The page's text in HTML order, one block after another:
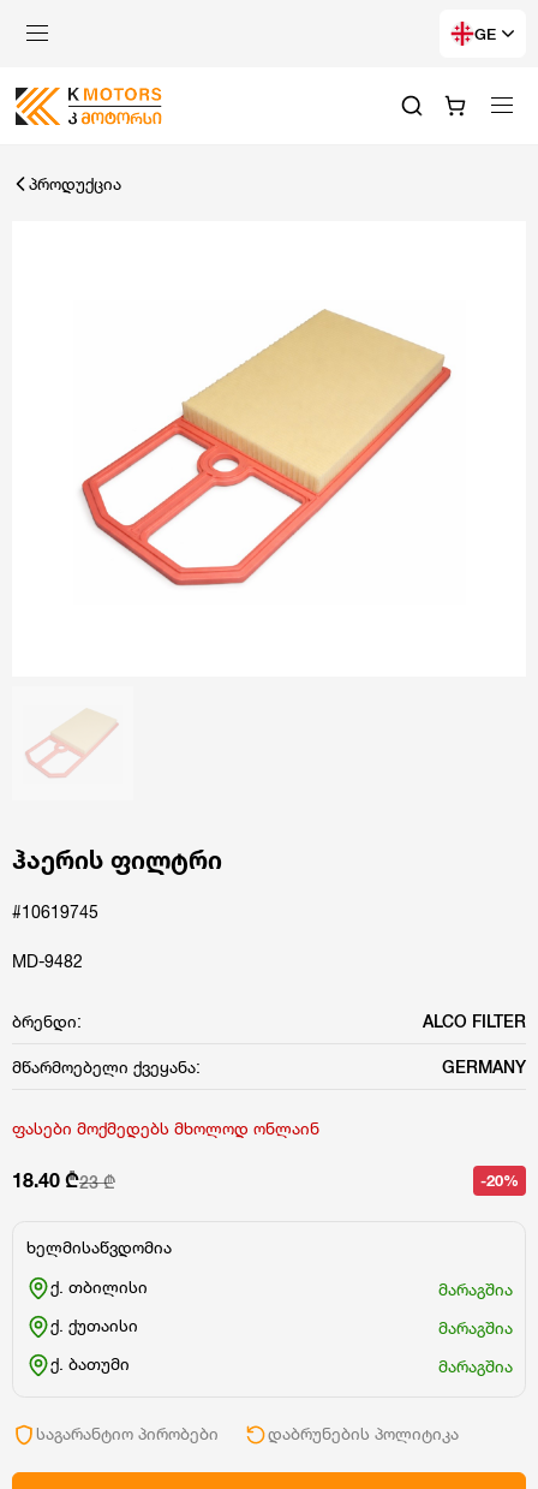
GE
პროდუქცია
ჰაერის ფილტრი
#10619745
MD-9482
ბრენდი: ALCO FILTER
მწარმოებელი ქვეყანა: GERMANY
ფასები მოქმედებს მხოლოდ ონლაინ
18.40 ₾23 ₾ -20%
ხელმისაწვდომია
ქ. თბილისი
მარაგშია
ქ. ქუთაისი
მარაგშია
ქ. ბათუმი
მარაგშია
საგარანტიო პირობები დაბრუნების პოლიტიკა